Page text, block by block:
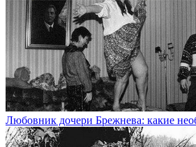
Любовник дочери Брежнева: какие